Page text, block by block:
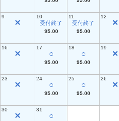
9
✕
10
受付終了
95.00
11
受付終了
95.00
12
✕
16
✕
17
○
95.00
18
○
95.00
19
✕
23
✕
24
○
95.00
25
○
95.00
26
✕
30
✕
31
○